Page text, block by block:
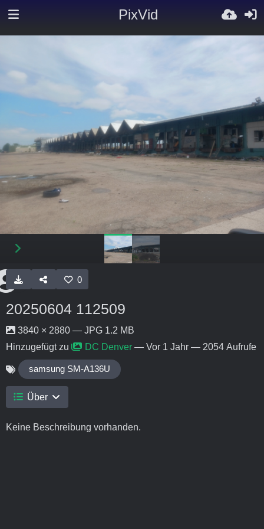
PixVid
0
20250604 112509
3840 × 2880 — JPG 1.2 MB
Hinzugefügt zu
DC Denver — Vor 1 Jahr — 2054 Aufrufe
samsung SM-A136U
Über
Keine Beschreibung vorhanden.